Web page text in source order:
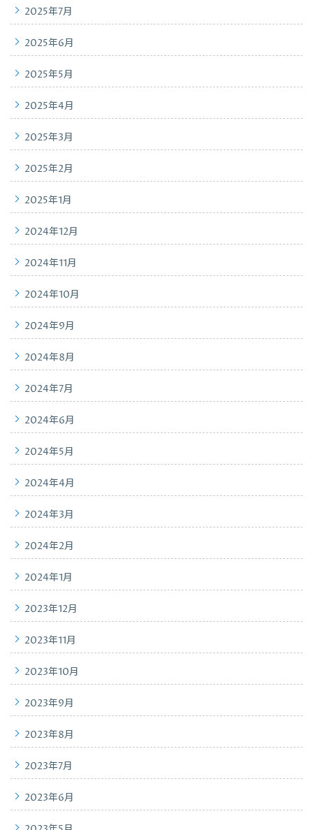
2025年7月
2025年6月
2025年5月
2025年4月
2025年3月
2025年2月
2025年1月
2024年12月
2024年11月
2024年10月
2024年9月
2024年8月
2024年7月
2024年6月
2024年5月
2024年4月
2024年3月
2024年2月
2024年1月
2023年12月
2023年11月
2023年10月
2023年9月
2023年8月
2023年7月
2023年6月